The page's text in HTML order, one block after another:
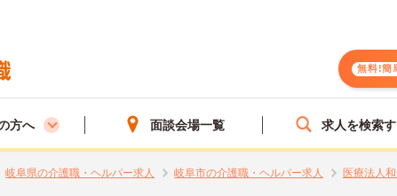
無料!簡
方へ 面談会場一覧 求人を検索
岐阜県の介護職・ヘルパー求人 岐阜市の介護職・ヘルパー求人
医療法人